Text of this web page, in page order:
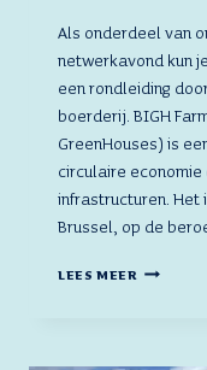
Als onderdeel van
netwerkavond kun
een rondleiding
boerderij. BIGH
GreenHouses) is
circulaire
infrastructuren. Het
Brussel, op de
LEES MEEREVENT